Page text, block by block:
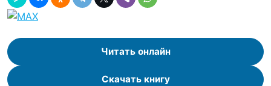
Читать онлайн
Скачать книгу